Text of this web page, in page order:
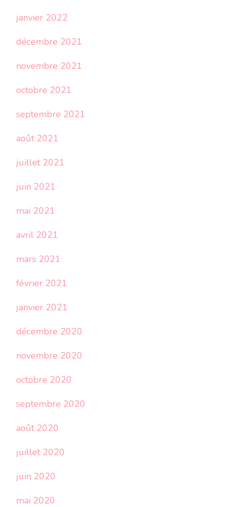
janvier 2022
décembre 2021
novembre 2021
octobre 2021
septembre 2021
août 2021
juillet 2021
juin 2021
mai 2021
avril 2021
mars 2021
février 2021
janvier 2021
décembre 2020
novembre 2020
octobre 2020
septembre 2020
août 2020
juillet 2020
juin 2020
mai 2020